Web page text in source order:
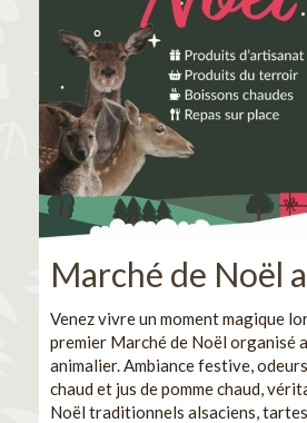
Marché de Noël
Venez vivre un moment magique
premier Marché de Noël organisé
animalier. Ambiance festive,
chaud et jus de pomme chaud,
Noël traditionnels alsaciens,